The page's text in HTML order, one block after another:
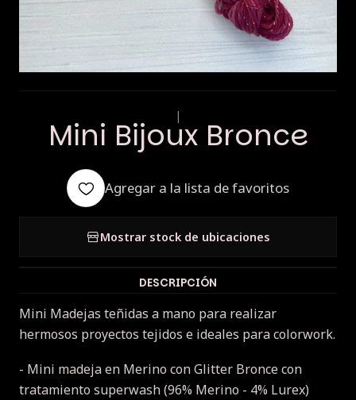
|
Mini Bijoux Bronce
Agregar a la lista de favoritos
Mostrar stock de ubicaciones
DESCRIPCIÓN
Mini Madejas teñidas a mano para realizar
hermosos proyectos tejidos e ideales para colorwork.
- Mini madeja en Merino con Glitter Bronce con
tratamiento superwash (96% Merino - 4% Lurex)